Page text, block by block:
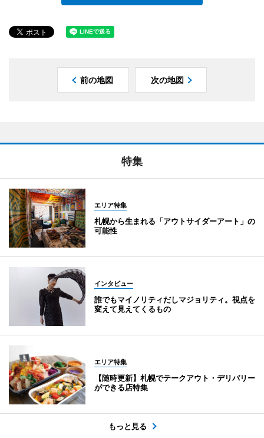
前の地図 次の地図
特集
エリア特集
札幌から生まれる「アウトサイダーアート」の
可能性
インタビュー
誰でもマイノリティだしマジョリティ。視点を
変えて見えてくるもの
エリア特集
【随時更新】札幌でテークアウト・デリバリー
ができる店特集
もっと見る